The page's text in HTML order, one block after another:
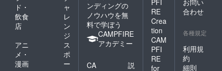
ド・
飲食
店
ャ
レ
ン
ジ
アニ
メ・
漫画
ス
ポ
ー
ンディングの
ノウハウを無
料で学ぼう
CAMPFIRE
アカデミー
CA
説
PFI
RE
Crea
tion
CAM
PFI
RE
for
お問い
合わせ
各種規定
利用規
約
細則